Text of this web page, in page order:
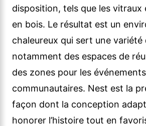
disposition, tels que les vitraux
en bois. Le résultat est un
chaleureux qui sert une
notamment des espaces de
des zones pour les événements
communautaires. Nest est la
façon dont la conception
honorer l’histoire tout en